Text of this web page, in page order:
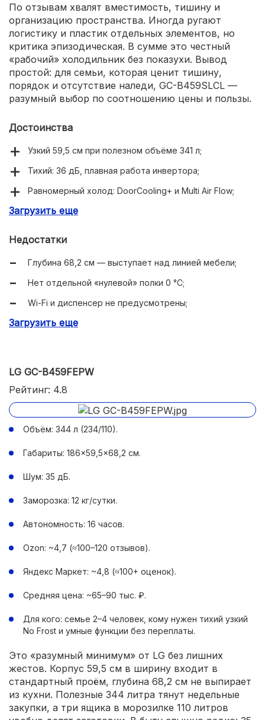
По отзывам хвалят вместимость, тишину и
организацию пространства. Иногда ругают
логистику и пластик отдельных элементов, но
критика эпизодическая. В сумме это честный
«рабочий» холодильник без показухи. Вывод
простой: для семьи, которая ценит тишину,
порядок и отсутствие наледи, GC-B459SLCL —
разумный выбор по соотношению цены и пользы.
Достоинства
Узкий 59,5 см при полезном объёме 341 л;
Тихий: 36 дБ, плавная работа инвертора;
Равномерный холод: DoorCooling+ и Multi Air Flow;
Total No Frost в обеих камерах, нет инея;
компоновка.
Загрузить еще
Недостатки
Глубина 68,2 см — выступает над линией мебели;
Нет отдельной «нулевой» полки 0 °C;
Wi-Fi и диспенсер не предусмотрены;
Встречаются претензии к прочности отдельных
акции.
Загрузить еще
LG GC-B459FEPW
Рейтинг: 4.8
Объём: 344 л (234/110).
Габариты: 186×59,5×68,2 см.
Шум: 35 дБ.
Заморозка: 12 кг/сутки.
Автономность: 16 часов.
Ozon: ~4,7 (≈100–120 отзывов).
Яндекс Маркет: ~4,8 (≈100+ оценок).
Средняя цена: ~65–90 тыс. ₽.
Для кого: семье 2–4 человек, кому нужен тихий узкий
No Frost и умные функции без переплаты.
Это «разумный минимум» от LG без лишних
жестов. Корпус 59,5 см в ширину входит в
стандартный проём, глубина 68,2 см не выпирает
из кухни. Полезные 344 литра тянут недельные
закупки, а три ящика в морозилке 110 литров